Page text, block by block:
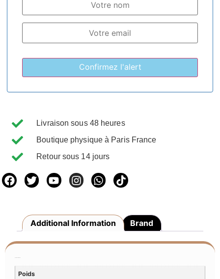
Livraison sous 48 heures
Boutique physique à Paris France
Retour sous 14 jours
Additional Information Brand
Poids